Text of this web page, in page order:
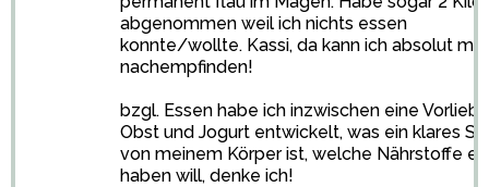
abgenommen weil ich nichts essen
konnte/wollte. Kassi, da kann ich absolut mit
nachempfinden!
bzgl. Essen habe ich inzwischen eine
Obst und Jogurt entwickelt, was ein klares
von meinem Körper ist, welche Nährstoffe er
haben will, denke ich!